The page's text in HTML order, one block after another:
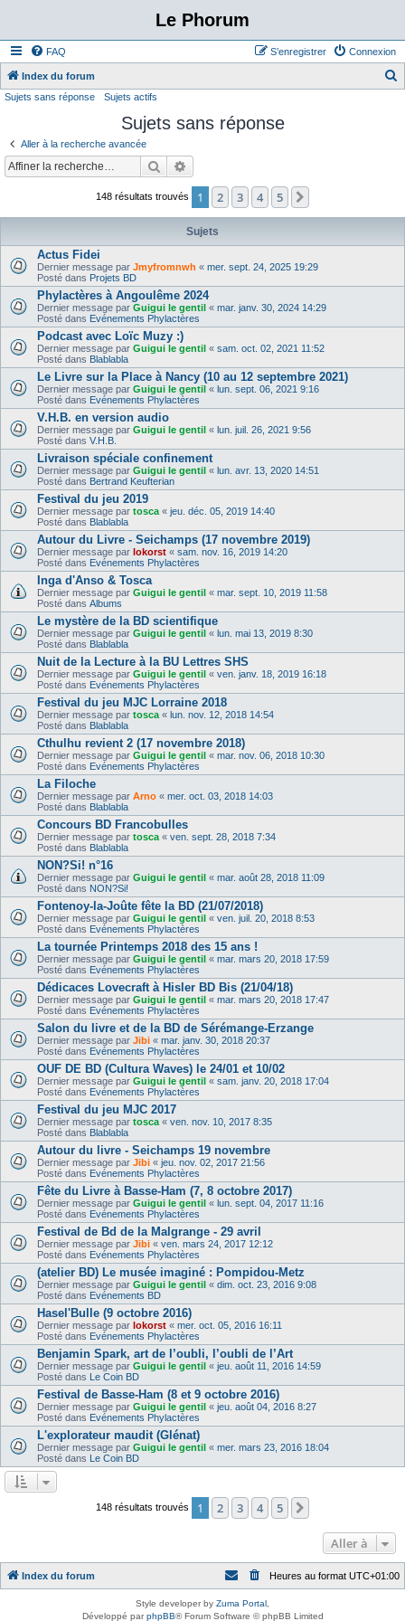
Le Phorum
FAQ Connexion
S’enregistrer
Index du forum
e
Sujets sans réponse Sujets actifs
Sujets sans réponse
Aller à la recherche avancée
Rechercher
148 résultats trouvés 1 2 3 4 5
Sujets
Actus Fidei
Dernier message par Jmyfromnwh « mer. sept. 24, 2025 19:29
Posté dans Projets BD
Phylactères à Angoulême 2024
Dernier message par Guigui le gentil « mar. janv. 30, 2024 14:29
Posté dans Evénements Phylactères
Podcast avec Loïc Muzy :)
Dernier message par Guigui le gentil « sam. oct. 02, 2021 11:52
Posté dans Blablabla
Le Livre sur la Place à Nancy (10 au 12 septembre 2021)
Dernier message par Guigui le gentil « lun. sept. 06, 2021 9:16
Posté dans Evénements Phylactères
V.H.B. en version audio
Dernier message par Guigui le gentil « lun. juil. 26, 2021 9:56
Posté dans V.H.B.
Livraison spéciale confinement
Dernier message par Guigui le gentil « lun. avr. 13, 2020 14:51
Posté dans Bertrand Keufterian
Festival du jeu 2019
Dernier message par tosca « jeu. déc. 05, 2019 14:40
Posté dans Blablabla
Autour du Livre - Seichamps (17 novembre 2019)
Dernier message par lokorst « sam. nov. 16, 2019 14:20
Posté dans Evénements Phylactères
Inga d'Anso & Tosca
Dernier message par Guigui le gentil « mar. sept. 10, 2019 11:58
Posté dans Albums
Le mystère de la BD scientifique
Dernier message par Guigui le gentil « lun. mai 13, 2019 8:30
Posté dans Blablabla
Nuit de la Lecture à la BU Lettres SHS
Dernier message par Guigui le gentil « ven. janv. 18, 2019 16:18
Posté dans Evénements Phylactères
Festival du jeu MJC Lorraine 2018
Dernier message par tosca « lun. nov. 12, 2018 14:54
Posté dans Blablabla
Cthulhu revient 2 (17 novembre 2018)
Dernier message par Guigui le gentil « mar. nov. 06, 2018 10:30
Posté dans Evénements Phylactères
La Filoche
Dernier message par Arno « mer. oct. 03, 2018 14:03
Posté dans Blablabla
Concours BD Francobulles
Dernier message par tosca « ven. sept. 28, 2018 7:34
Posté dans Blablabla
NON?Si! n°16
Dernier message par Guigui le gentil « mar. août 28, 2018 11:09
Posté dans NON?Si!
Fontenoy-la-Joûte fête la BD (21/07/2018)
Dernier message par Guigui le gentil « ven. juil. 20, 2018 8:53
Posté dans Evénements Phylactères
La tournée Printemps 2018 des 15 ans !
Dernier message par Guigui le gentil « mar. mars 20, 2018 17:59
Posté dans Evénements Phylactères
Dédicaces Lovecraft à Hisler BD Bis (21/04/18)
Dernier message par Guigui le gentil « mar. mars 20, 2018 17:47
Posté dans Evénements Phylactères
Salon du livre et de la BD de Sérémange-Erzange
Dernier message par Jibi « mar. janv. 30, 2018 20:37
Posté dans Evénements Phylactères
OUF DE BD (Cultura Waves) le 24/01 et 10/02
Dernier message par Guigui le gentil « sam. janv. 20, 2018 17:04
Posté dans Evénements Phylactères
Festival du jeu MJC 2017
Dernier message par tosca « ven. nov. 10, 2017 8:35
Posté dans Blablabla
Autour du livre - Seichamps 19 novembre
Dernier message par Jibi « jeu. nov. 02, 2017 21:56
Posté dans Evénements Phylactères
Fête du Livre à Basse-Ham (7, 8 octobre 2017)
Dernier message par Guigui le gentil « lun. sept. 04, 2017 11:16
Posté dans Evénements Phylactères
Festival de Bd de la Malgrange - 29 avril
Dernier message par Jibi « ven. mars 24, 2017 12:12
Posté dans Evénements Phylactères
(atelier BD) Le musée imaginé : Pompidou-Metz
Dernier message par Guigui le gentil « dim. oct. 23, 2016 9:08
Posté dans Evénements BD
Hasel'Bulle (9 octobre 2016)
Dernier message par lokorst « mer. oct. 05, 2016 16:11
Posté dans Evénements Phylactères
Benjamin Spark, art de l’oubli, l’oubli de l’Art
Dernier message par Guigui le gentil « jeu. août 11, 2016 14:59
Posté dans Le Coin BD
Festival de Basse-Ham (8 et 9 octobre 2016)
Dernier message par Guigui le gentil « jeu. août 04, 2016 8:27
Posté dans Evénements Phylactères
L'explorateur maudit (Glénat)
Dernier message par Guigui le gentil « mer. mars 23, 2016 18:04
Posté dans Le Coin BD
148 résultats trouvés 1 2 3 4 5
Aller à
Index du forum Heures au format UTC+01:00
Style developer by Zuma Portal
Développé parphpBB® Forum Software © phpBB Limited